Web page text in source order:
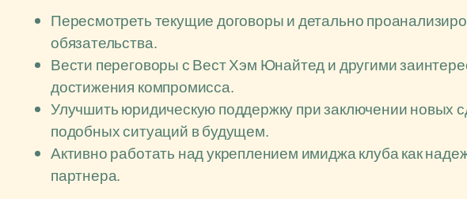
Пересмотреть текущие договоры и детально
обязательства.
Вести переговоры с Вест Хэм Юнайтед и другими
достижения компромисса.
Улучшить юридическую поддержку при заключении новых
подобных ситуаций в будущем.
Активно работать над укреплением имиджа клуба как
партнера.